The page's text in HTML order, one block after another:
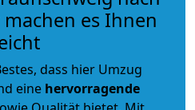
es Ihnen
dass hier Umzug
eine hervorragende